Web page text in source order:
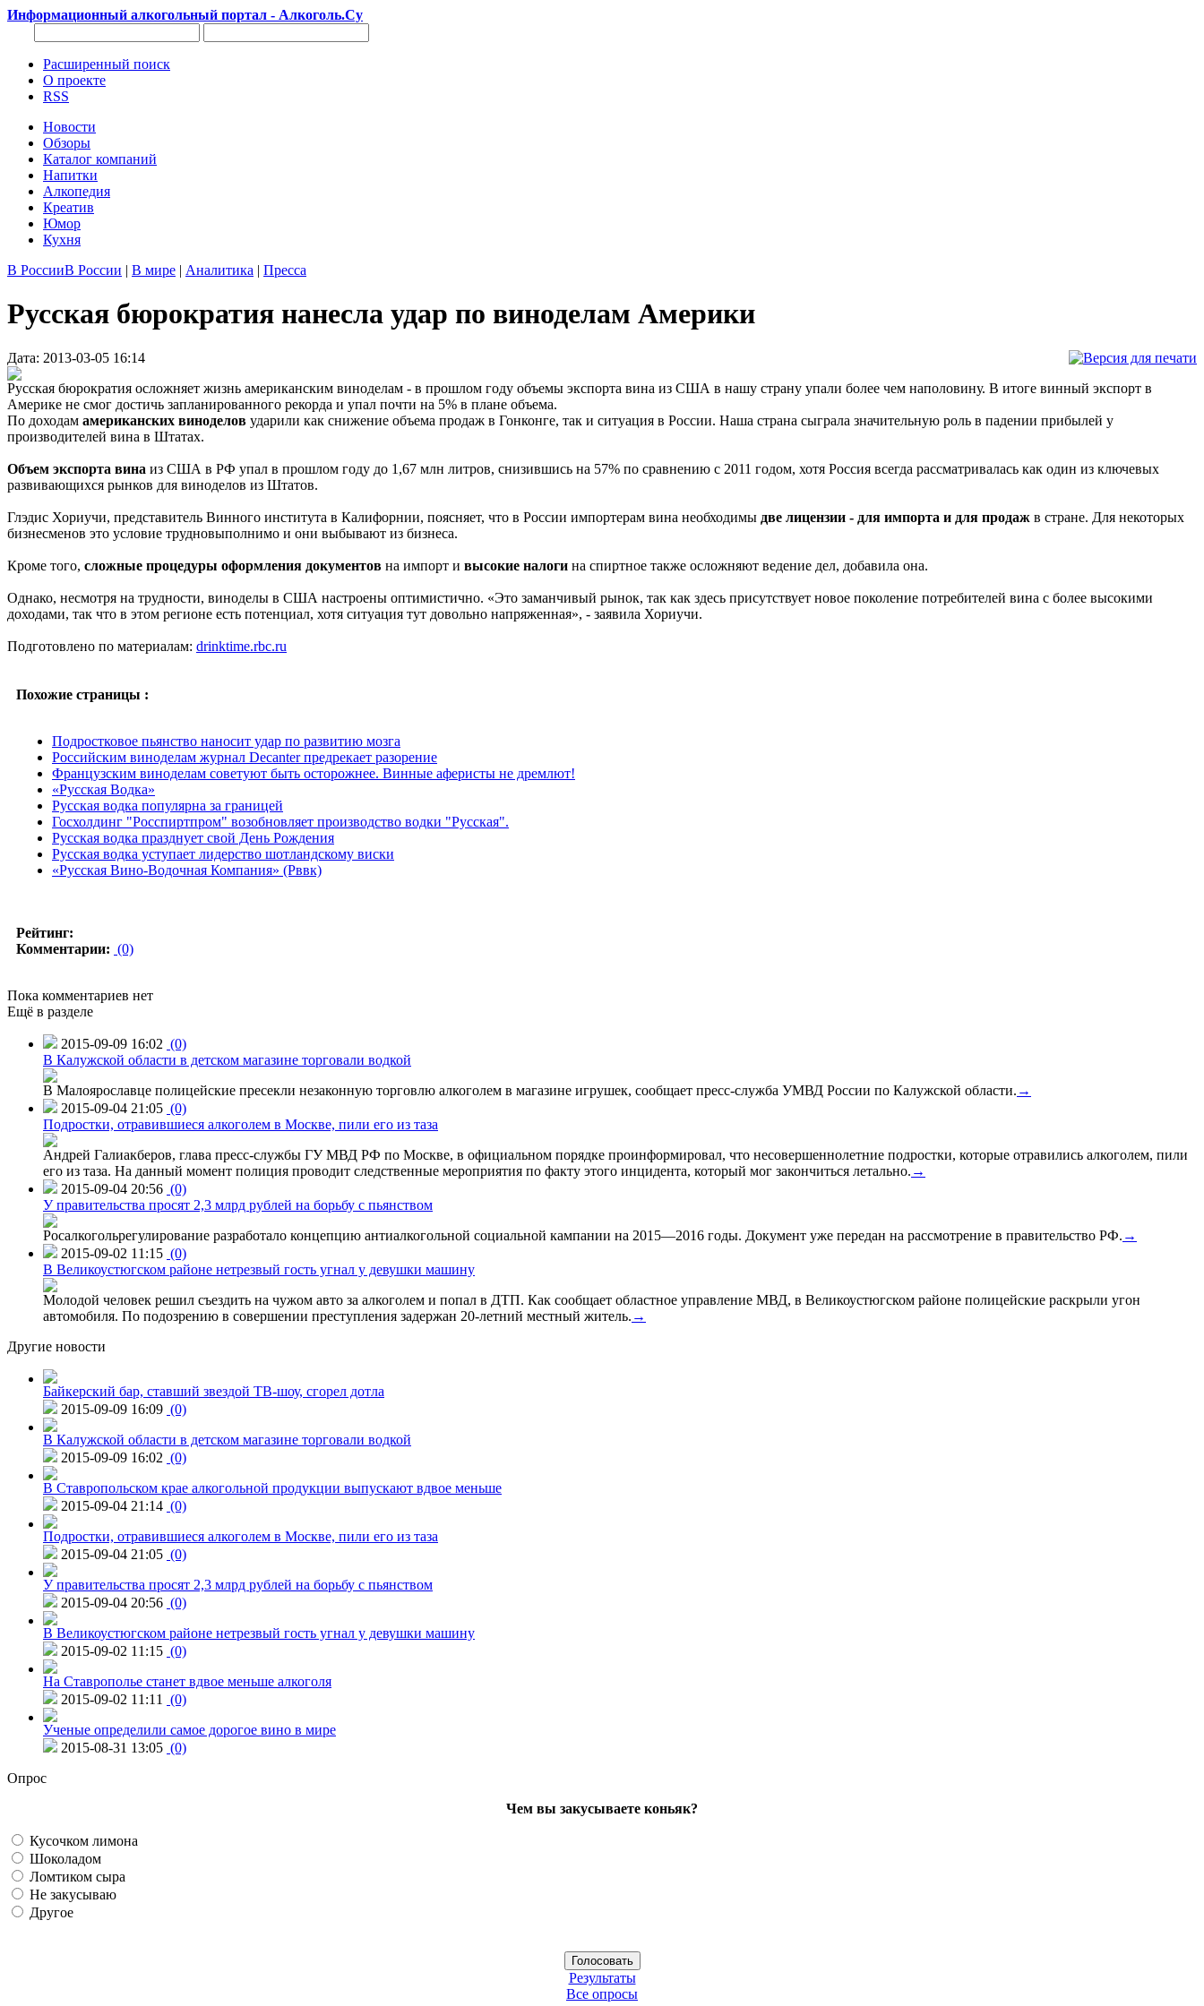
Информационный алкогольный портал - Алкоголь.Су
Расширенный поиск
О проекте
RSS
Новости
Обзоры
Каталог компаний
Напитки
Алкопедия
Креатив
Юмор
Кухня
В РоссииВ России | В мире | Аналитика | Пресса
Русская бюрократия нанесла удар по виноделам Америки
Дата: 2013-03-05 16:14
Русская бюрократия осложняет жизнь американским виноделам - в прошлом году объемы экспорта вина из США в нашу страну упали более чем наполовину. В итоге винный экспорт в
Америке не смог достичь запланированного рекорда и упал почти на 5% в плане объема.
По доходам американских виноделов ударили как снижение объема продаж в Гонконге, так и ситуация в России. Наша страна сыграла значительную роль в падении прибылей у
производителей вина в Штатах.
Объем экспорта вина из США в РФ упал в прошлом году до 1,67 млн литров, снизившись на 57% по сравнению с 2011 годом, хотя Россия всегда рассматривалась как один из ключевых
развивающихся рынков для виноделов из Штатов.
Глэдис Хориучи, представитель Винного института в Калифорнии, поясняет, что в России импортерам вина необходимы две лицензии - для импорта и для продаж в стране. Для некоторых
бизнесменов это условие трудновыполнимо и они выбывают из бизнеса.
Кроме того, сложные процедуры оформления документов на импорт и высокие налоги на спиртное также осложняют ведение дел, добавила она.
Однако, несмотря на трудности, виноделы в США настроены оптимистично. «Это заманчивый рынок, так как здесь присутствует новое поколение потребителей вина с более высокими
доходами, так что в этом регионе есть потенциал, хотя ситуация тут довольно напряженная», - заявила Хориучи.
Подготовлено по материалам: drinktime.rbc.ru
Похожие страницы :
Подростковое пьянство наносит удар по развитию мозга
Российским виноделам журнал Decanter предрекает разорение
Французским виноделам советуют быть осторожнее. Винные аферисты не дремлют!
«Русская Водка»
Русская водка популярна за границей
Госхолдинг "Росспиртпром" возобновляет производство водки "Русская".
Русская водка празднует свой День Рождения
Русская водка уступает лидерство шотландскому виски
«Русская Вино-Водочная Компания» (Рввк)
Рейтинг:
Комментарии: (0)
Пока комментариев нет
Ещё в разделе
2015-09-09 16:02 (0)
В Калужской области в детском магазине торговали водкой
В Малоярославце полицейские пресекли незаконную торговлю алкоголем в магазине игрушек, сообщает пресс-служба УМВД России по Калужской области. →
2015-09-04 21:05 (0)
Подростки, отравившиеся алкоголем в Москве, пили его из таза
Андрей Галиакберов, глава пресс-службы ГУ МВД РФ по Москве, в официальном порядке проинформировал, что несовершеннолетние подростки, которые отравились алкоголем, пили
его из таза. На данный момент полиция проводит следственные мероприятия по факту этого инцидента, который мог закончиться летально. →
2015-09-04 20:56 (0)
У правительства просят 2,3 млрд рублей на борьбу с пьянством
Росалкогольрегулирование разработало концепцию антиалкогольной социальной кампании на 2015—2016 годы. Документ уже передан на рассмотрение в правительство РФ. →
2015-09-02 11:15 (0)
В Великоустюгском районе нетрезвый гость угнал у девушки машину
Молодой человек решил съездить на чужом авто за алкоголем и попал в ДТП. Как сообщает областное управление МВД, в Великоустюгском районе полицейские раскрыли угон
автомобиля. По подозрению в совершении преступления задержан 20-летний местный житель. →
Другие новости
Байкерский бар, ставший звездой ТВ-шоу, сгорел дотла
2015-09-09 16:09 (0)
В Калужской области в детском магазине торговали водкой
2015-09-09 16:02 (0)
В Ставропольском крае алкогольной продукции выпускают вдвое меньше
2015-09-04 21:14 (0)
Подростки, отравившиеся алкоголем в Москве, пили его из таза
2015-09-04 21:05 (0)
У правительства просят 2,3 млрд рублей на борьбу с пьянством
2015-09-04 20:56 (0)
В Великоустюгском районе нетрезвый гость угнал у девушки машину
2015-09-02 11:15 (0)
На Ставрополье станет вдвое меньше алкоголя
2015-09-02 11:11
(0)
Ученые определили самое дорогое вино в мире
2015-08-31 13:05 (0)
Опрос
Чем вы закусываете коньяк?
Кусочком лимона
Шоколадом
Ломтиком сыра
Не закусываю
Другое
Результаты
Все опросы